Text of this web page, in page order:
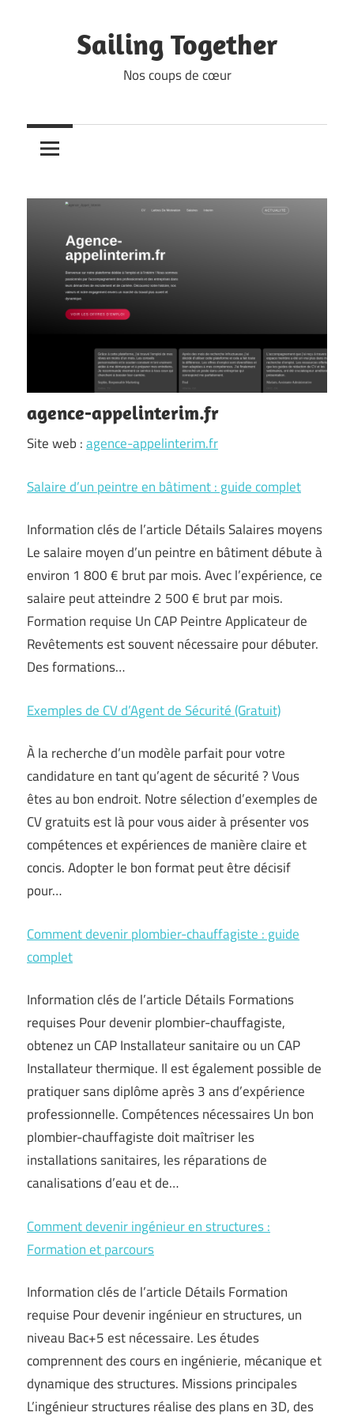
Sailing Together
Nos coups de cœur
agence-appelinterim.fr
Site web :agence-appelinterim.fr
Salaire d’un peintre en bâtiment : guide complet
Information clés de l’article Détails Salaires moyens
Le salaire moyen d’un peintre en bâtiment débute à
environ 1 800 € brut par mois. Avec l’expérience, ce
salaire peut atteindre 2 500 € brut par mois.
Formation requise Un CAP Peintre Applicateur de
Revêtements est souvent nécessaire pour débuter.
Des formations…
Exemples de CV d’Agent de Sécurité (Gratuit)
À la recherche d’un modèle parfait pour votre
candidature en tant qu’agent de sécurité ? Vous
êtes au bon endroit. Notre sélection d’exemples de
CV gratuits est là pour vous aider à présenter vos
compétences et expériences de manière claire et
concis. Adopter le bon format peut être décisif
pour…
Comment devenir plombier-chauffagiste : guide
complet
Information clés de l’article Détails Formations
requises Pour devenir plombier-chauffagiste,
obtenez un CAP Installateur sanitaire ou un CAP
Installateur thermique. Il est également possible de
pratiquer sans diplôme après 3 ans d’expérience
professionnelle. Compétences nécessaires Un bon
plombier-chauffagiste doit maîtriser les
installations sanitaires, les réparations de
canalisations d’eau et de…
Comment devenir ingénieur en structures :
Formation et parcours
Information clés de l’article Détails Formation
requise Pour devenir ingénieur en structures, un
niveau Bac+5 est nécessaire. Les études
comprennent des cours en ingénierie, mécanique et
dynamique des structures. Missions principales
L’ingénieur structures réalise des plans en 3D, des